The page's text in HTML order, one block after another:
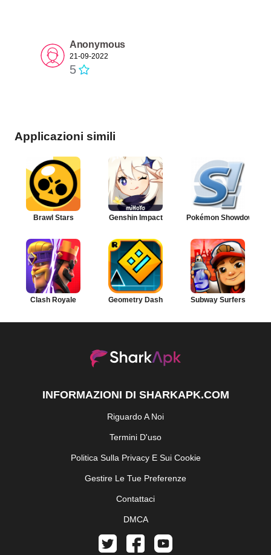
Anonymous
21-09-2022
5
Applicazioni simili
Brawl Stars Genshin Impact Pokémon Showdown
Clash Royale Geometry Dash Subway Surfers
INFORMAZIONI DI SHARKAPK.COM
Riguardo A Noi
Termini D'uso
Politica Sulla Privacy E Sui Cookie
Gestire Le Tue Preferenze
Contattaci
DMCA